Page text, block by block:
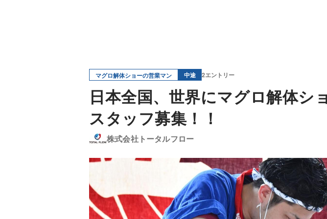
マグロ解体ショーの営業マン 中途 2エントリー
日本全国、世界にマグロ解体シ
スタッフ募集！！
株式会社トータルフロー